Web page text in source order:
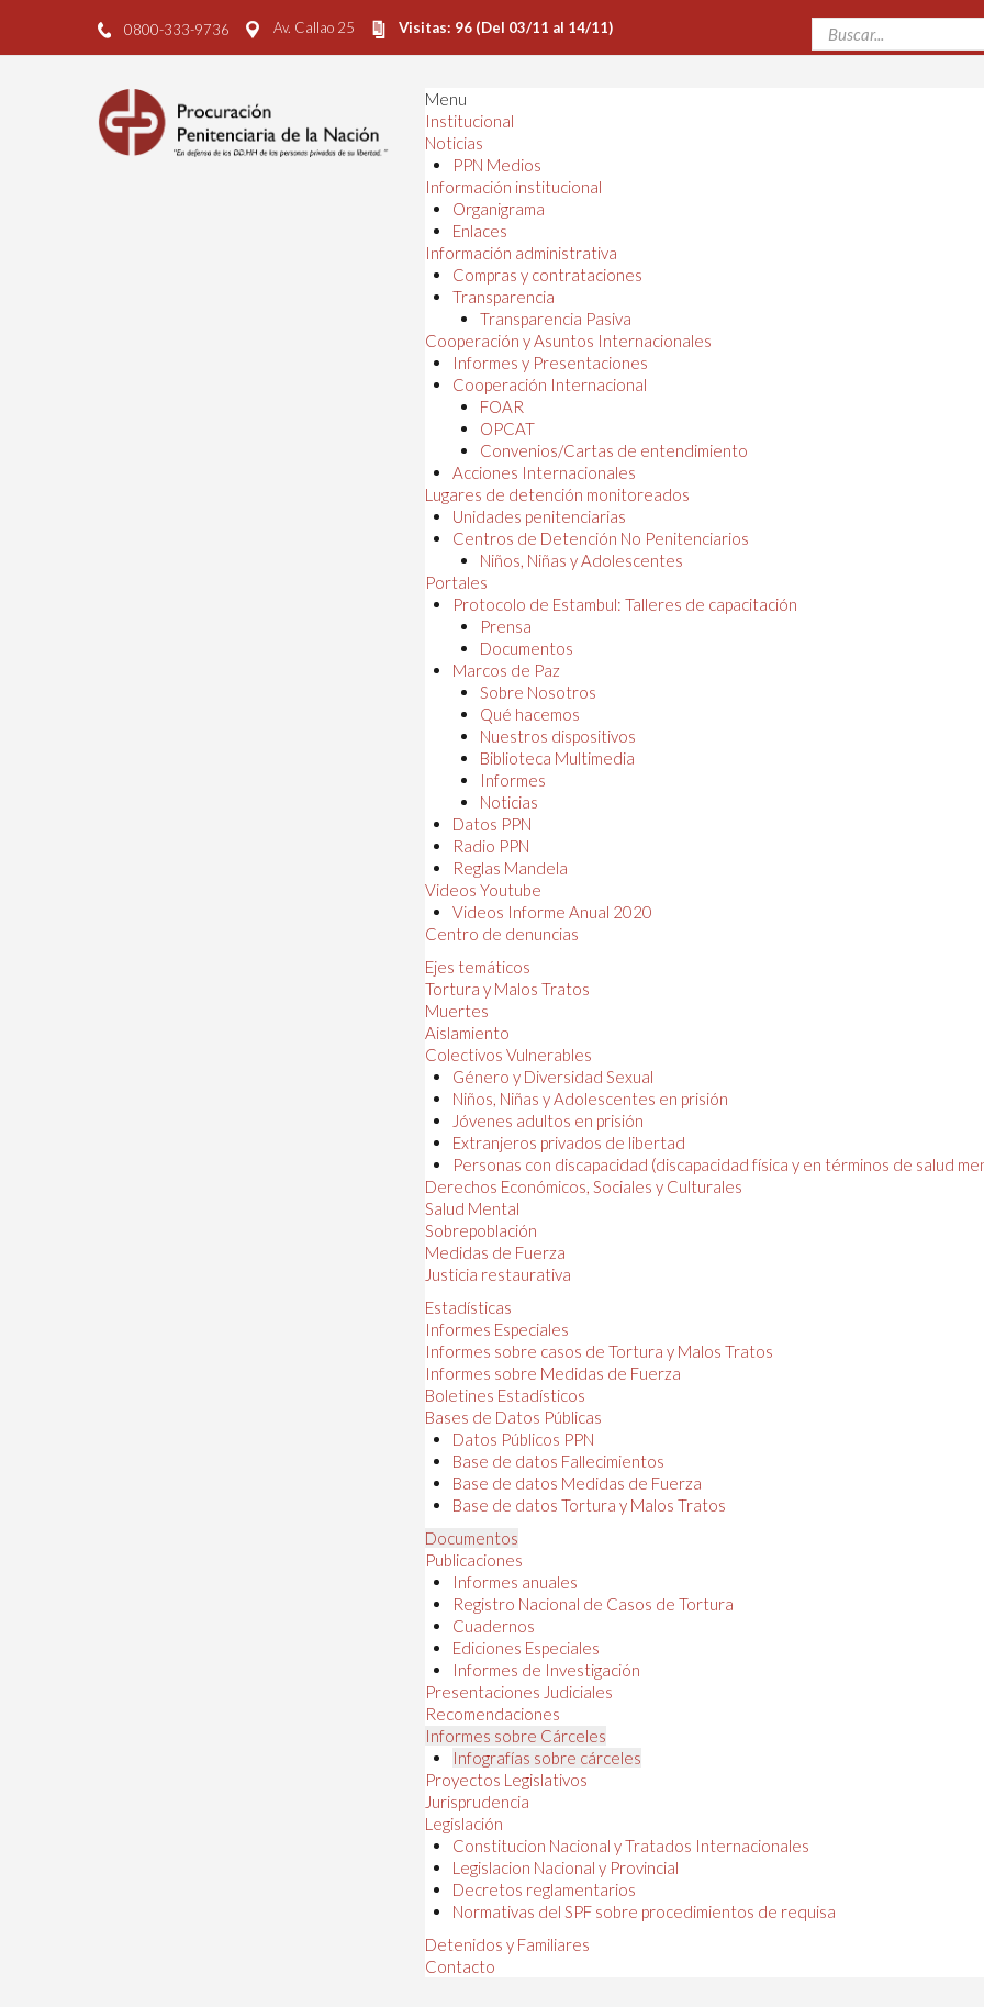
0800-333-9736 Av. Callao 25 Visitas: 96 (Del 03/11 al 14/11)
Menu
Institucional
Noticias
PPN Medios
Información institucional
Organigrama
Enlaces
Información administrativa
Compras y contrataciones
Transparencia
Transparencia Pasiva
Cooperación y Asuntos Internacionales
Informes y Presentaciones
Cooperación Internacional
FOAR
OPCAT
Convenios/Cartas de entendimiento
Acciones Internacionales
Lugares de detención monitoreados
Unidades penitenciarias
Centros de Detención No Penitenciarios
Niños, Niñas y Adolescentes
Portales
Protocolo de Estambul: Talleres de capacitación
Prensa
Documentos
Marcos de Paz
Sobre Nosotros
Qué hacemos
Nuestros dispositivos
Biblioteca Multimedia
Informes
Noticias
Datos PPN
Radio PPN
Reglas Mandela
Videos Youtube
Videos Informe Anual 2020
Centro de denuncias
Ejes temáticos
Tortura y Malos Tratos
Muertes
Aislamiento
Colectivos Vulnerables
Género y Diversidad Sexual
Niños, Niñas y Adolescentes en prisión
Jóvenes adultos en prisión
Extranjeros privados de libertad
Personas con discapacidad (discapacidad física y en términos de salud
Derechos Económicos, Sociales y Culturales
Salud Mental
Sobrepoblación
Medidas de Fuerza
Justicia restaurativa
Estadísticas
Informes Especiales
Informes sobre casos de Tortura y Malos Tratos
Informes sobre Medidas de Fuerza
Boletines Estadísticos
Bases de Datos Públicas
Datos Públicos PPN
Base de datos Fallecimientos
Base de datos Medidas de Fuerza
Base de datos Tortura y Malos Tratos
Documentos
Publicaciones
Informes anuales
Registro Nacional de Casos de Tortura
Cuadernos
Ediciones Especiales
Informes de Investigación
Presentaciones Judiciales
Recomendaciones
Informes sobre Cárceles
Infografías sobre cárceles
Proyectos Legislativos
Jurisprudencia
Legislación
Constitucion Nacional y Tratados Internacionales
Legislacion Nacional y Provincial
Decretos reglamentarios
Normativas del SPF sobre procedimientos de requisa
Detenidos y Familiares
Contacto